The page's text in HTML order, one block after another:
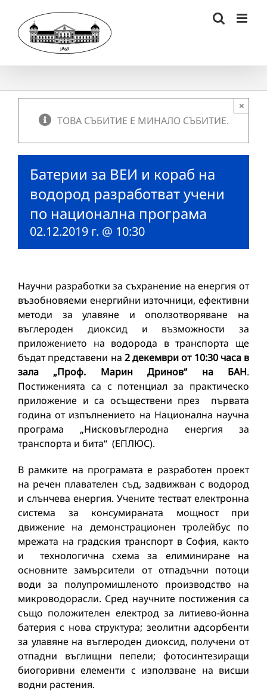
content
ТОВА СЪБИТИЕ Е МИНАЛО СЪБИТИЕ.
×
Батерии за ВЕИ и кораб на
водород разработват учени
по национална програма
02.12.2019 г. @ 10:30
Научни разработки за съхранение на енергия от
възобновяеми енергийни източници, ефективни
методи за улавяне и оползотворяване на
въглероден диоксид и възможности за
приложението на водорода в транспорта ще
бъдат представени на 2 декември от 10:30 часа в
зала „Проф. Марин Дринов“ на БАН.
Постиженията са с потенциал за практическо
приложение и са осъществени през първата
година от изпълнението на Национална научна
програма „Нисковъглеродна енергия за
транспорта и бита“ (ЕПЛЮС).
В рамките на програмата е разработен проект
на речен плавателен съд, задвижван с водород
и слънчева енергия. Учените тестват електронна
система за консумираната мощност при
движение на демонстрационен тролейбус по
мрежата на градския транспорт в София, както
и технологична схема за елиминиране на
основните замърсители от отпадъчни потоци
води за полупромишленото производство на
микроводорасли. Сред научните постижения са
също положителен електрод за литиево-йонна
батерия с нова структура; зеолитни адсорбенти
за улавяне на въглероден диоксид, получени от
отпадни въглищни пепели; фотосинтезиращи
биогоривни елементи с използване на висши
водни растения.